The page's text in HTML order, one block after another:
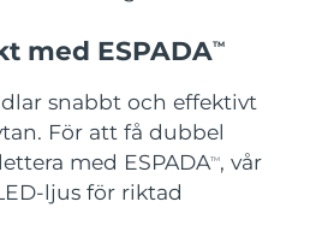
med ESPADATM
snabbt och effektivt
För att få dubbel
med ESPADATM, vår
ljus för riktad
Förväntad leverans8/18/26
Förväntad leverans8/12/26
Förväntad leverans8/10/26